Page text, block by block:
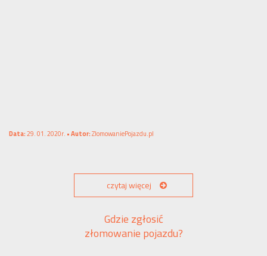
Data:29. 01. 2020r. •Autor:ZlomowaniePojazdu.pl
czytaj więcej
Gdzie zgłosić
złomowanie pojazdu?